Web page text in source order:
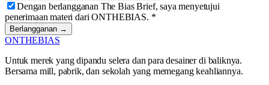
Dengan berlangganan The Bias Brief, saya menyetujui
penerimaan materi dari ONTHEBIAS. *
Berlangganan →
ONTHEBIAS
Untuk merek yang dipandu selera dan para desainer di baliknya.
Bersama mill, pabrik, dan sekolah yang memegang keahliannya.